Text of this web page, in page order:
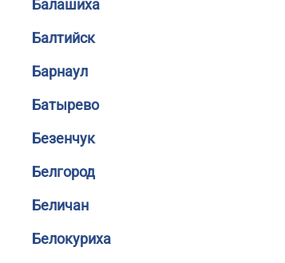
Балашиха
Балтийск
Барнаул
Батырево
Безенчук
Белгород
Беличан
Белокуриха